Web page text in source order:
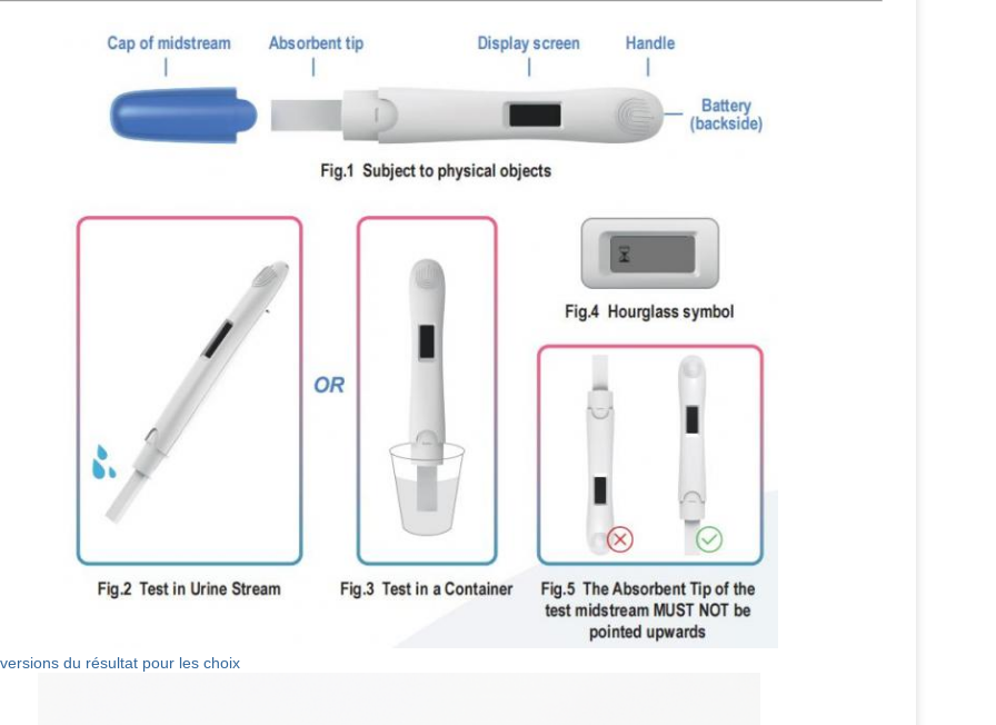
du résultat pour les choix